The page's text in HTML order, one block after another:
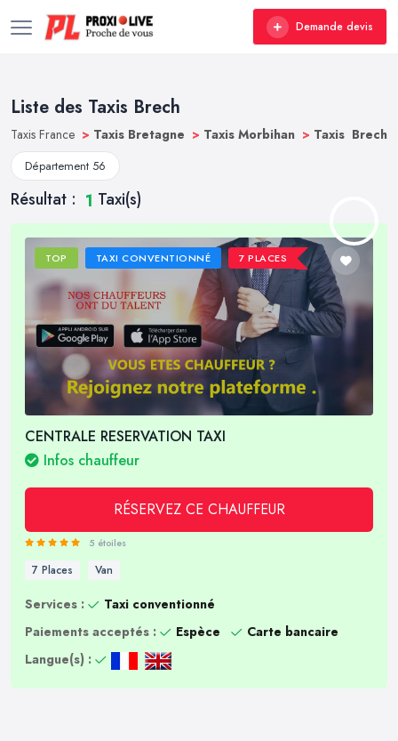
Demande devis
Liste des Taxis Brech
Taxis France > Taxis Bretagne > Taxis Morbihan > Taxis Brech
Département 56
Résultat : 1 Taxi(s)
TOP TAXI CONVENTIONNÉ 7 PLACES
CENTRALE RESERVATION TAXI
Infos chauffeur
RÉSERVEZ CE CHAUFFEUR
5 étoiles
7 Places Van
Services :
Taxi conventionné
Paiements acceptés :
Espèce
Carte bancaire
Langue(s) :